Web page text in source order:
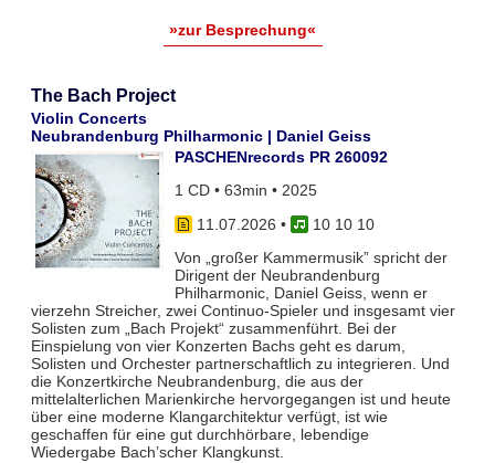
»zur Besprechung«
The Bach Project
Violin Concerts
Neubrandenburg Philharmonic | Daniel Geiss
PASCHENrecords PR 260092
1 CD • 63min • 2025
11.07.2026 •
10 10 10
Von „großer Kammermusik” spricht der
Dirigent der Neubrandenburg
Philharmonic, Daniel Geiss, wenn er
vierzehn Streicher, zwei Continuo-Spieler und insgesamt vier
Solisten zum „Bach Projekt“ zusammenführt. Bei der
Einspielung von vier Konzerten Bachs geht es darum,
Solisten und Orchester partnerschaftlich zu integrieren. Und
die Konzertkirche Neubrandenburg, die aus der
mittelalterlichen Marienkirche hervorgegangen ist und heute
über eine moderne Klangarchitektur verfügt, ist wie
geschaffen für eine gut durchhörbare, lebendige
Wiedergabe Bach’scher Klangkunst.